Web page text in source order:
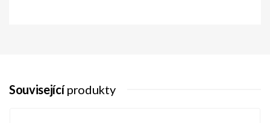
Související produkty